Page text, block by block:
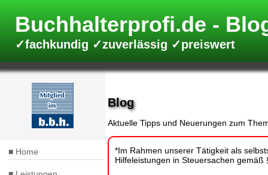
InhaltBuchhalterprofi.de
✓fachkundig ✓zuverlässig ✓preiswert
Hauptnavigation
Home
Blog
Aktuelle Tipps und Neuerungen zum
*Im Rahmen unserer Tätigkeit als
Hilfeleistungen in Steuersachen gemäß